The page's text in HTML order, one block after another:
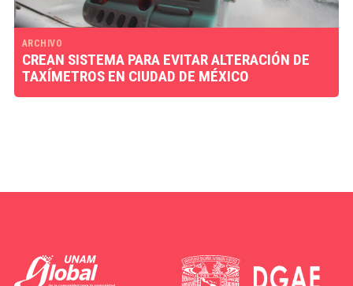
ARCHIVO
CREAN SISTEMA PARA EVITAR ALTERACIÓN DE
TAXÍMETROS EN CIUDAD DE MÉXICO